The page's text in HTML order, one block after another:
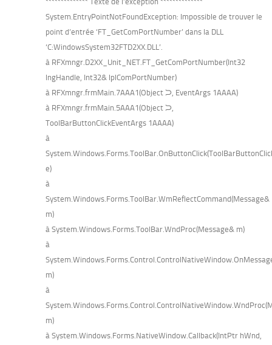
System.EntryPointNotFoundException: Impossible de trouver le
point d’entrée ‘FT_GetComPortNumber’ dans la DLL
‘C:WindowsSystem32FTD2XX.DLL’.
à RFXmngr.D2XX_Unit_NET.FT_GetComPortNumber(Int32
lngHandle, Int32& lplComPortNumber)
à RFXmngr.frmMain.7AAA1(Object ᙂ, EventArgs 1AAAA)
à RFXmngr.frmMain.5AAA1(Object ᙂ,
ToolBarButtonClickEventArgs 1AAAA)
à
e)
à
System.Windows.Forms.ToolBar.WmReflectCommand(Message&
m)
à System.Windows.Forms.ToolBar.WndProc(Message& m)
à
m)
à
m)
à System.Windows.Forms.NativeWindow.Callback(IntPtr hWnd,